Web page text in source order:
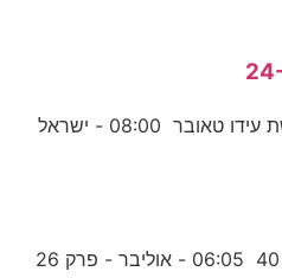
06:00 - ישראל נלחמת - בהגשת עידו טאובר 08:00 - ישראל